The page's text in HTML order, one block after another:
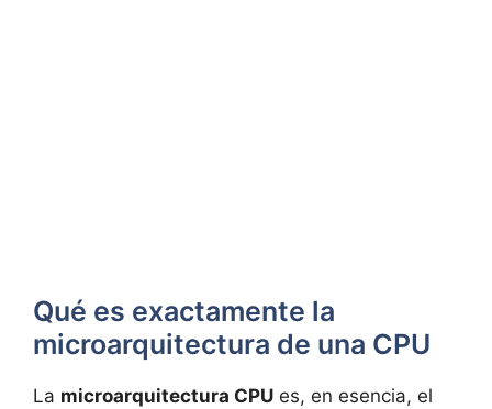
Qué es exactamente la
microarquitectura de una CPU
La microarquitectura CPU es, en esencia, el